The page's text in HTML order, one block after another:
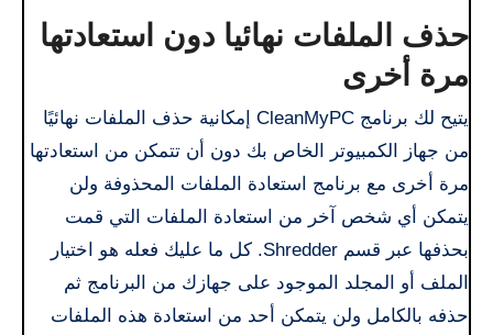
حذف الملفات نهائيا دون استعادتها
مرة أخرى
يتيح لك برنامج CleanMyPC إمكانية حذف الملفات نهائيًا
من جهاز الكمبيوتر الخاص بك دون أن تتمكن من استعادتها
مرة أخرى مع برنامج استعادة الملفات المحذوفة ولن
يتمكن أي شخص آخر من استعادة الملفات التي قمت
بحذفها عبر قسم Shredder. كل ما عليك فعله هو اختيار
الملف أو المجلد الموجود على جهازك من البرنامج ثم
حذفه بالكامل ولن يتمكن أحد من استعادة هذه الملفات